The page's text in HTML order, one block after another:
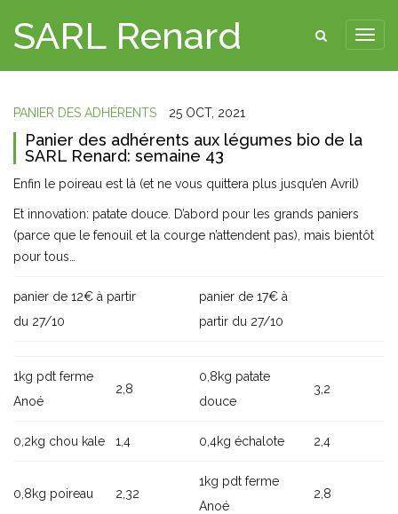
SARL Renard
PANIER DES ADHÉRENTS 25 OCT, 2021
Panier des adhérents aux légumes bio de la
SARL Renard: semaine 43
Enfin le poireau est là (et ne vous quittera plus jusqu’en Avril)
Et innovation: patate douce. D’abord pour les grands paniers
(parce que le fenouil et la courge n’attendent pas), mais bientôt
pour tous…
panier de 12€ à partir
du 27/10
panier de 17€ à
partir du 27/10
1kg pdt ferme
Anoé
2,8
0,8kg patate
douce
3,2
0,2kg chou kale 1,4 0,4kg échalote 2,4
0,8kg poireau 2,32
1kg pdt ferme
Anoé
2,8